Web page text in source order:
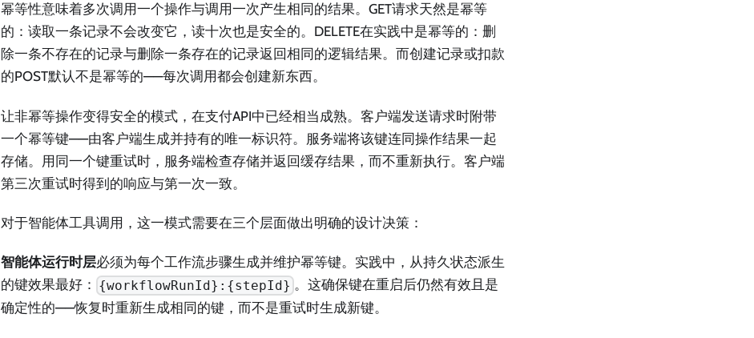
幂等性意味着多次调用一个操作与调用一次产生相同的结果。GET请求天然是幂等
的：读取一条记录不会改变它，读十次也是安全的。DELETE在实践中是幂等的：删
除一条不存在的记录与删除一条存在的记录返回相同的逻辑结果。而创建记录或扣款
的POST默认不是幂等的——每次调用都会创建新东西。
让非幂等操作变得安全的模式，在支付API中已经相当成熟。客户端发送请求时附带
一个幂等键——由客户端生成并持有的唯一标识符。服务端将该键连同操作结果一起
存储。用同一个键重试时，服务端检查存储并返回缓存结果，而不重新执行。客户端
第三次重试时得到的响应与第一次一致。
对于智能体工具调用，这一模式需要在三个层面做出明确的设计决策：
智能体运行时层必须为每个工作流步骤生成并维护幂等键。实践中，从持久状态派生
的键效果最好： {workflowRunId}:{stepId} 。这确保键在重启后仍然有效且是
确定性的——恢复时重新生成相同的键，而不是重试时生成新键。